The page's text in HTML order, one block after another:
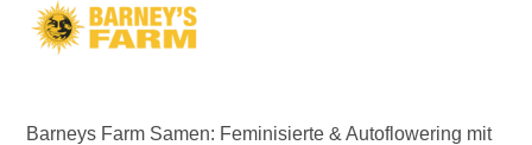
Barneys Farm Samen: Feminisierte & Autoflowering mit